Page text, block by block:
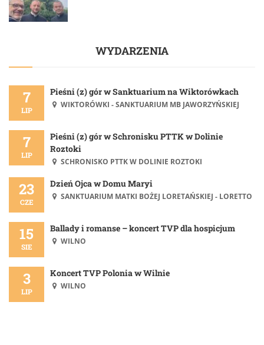
WYDARZENIA
7
LIP
Pieśni (z) gór w Sanktuarium na Wiktorówkach
WIKTORÓWKI - SANKTUARIUM MB JAWORZYŃSKIEJ
7
LIP
Pieśni (z) gór w Schronisku PTTK w Dolinie
Roztoki
SCHRONISKO PTTK W DOLINIE ROZTOKI
23
CZE
Dzień Ojca w Domu Maryi
SANKTUARIUM MATKI BOŻEJ LORETAŃSKIEJ - LORETTO
15
SIE
Ballady i romanse – koncert TVP dla hospicjum
WILNO
3
LIP
Koncert TVP Polonia w Wilnie
WILNO